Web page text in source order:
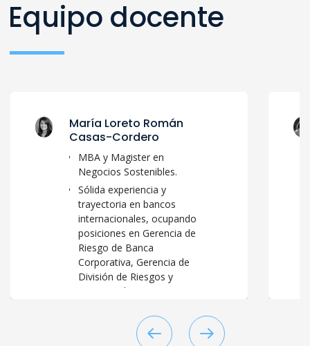
Equipo docente
María Loreto Román
Casas-Cordero
MBA y Magister en
Negocios Sostenibles.
Sólida experiencia y
trayectoria en bancos
internacionales, ocupando
posiciones en Gerencia de
Riesgo de Banca
Corporativa, Gerencia de
División de Riesgos y
Gerencia de Riesgo Banca